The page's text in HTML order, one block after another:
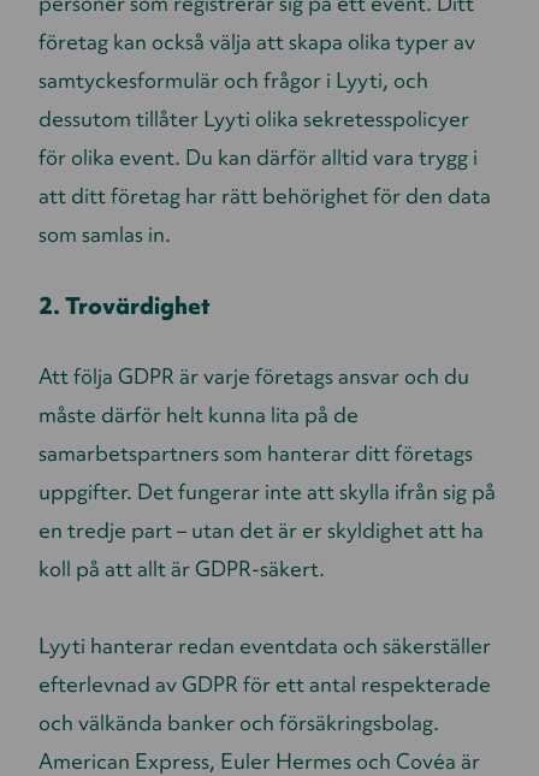
företag kan också välja att skapa olika typer av
samtyckesformulär och frågor i Lyyti, och
dessutom tillåter Lyyti olika sekretesspolicyer
för olika event. Du kan därför alltid vara trygg i
att ditt företag har rätt behörighet för den data
som samlas in.
2. Trovärdighet
Att följa GDPR är varje företags ansvar och du
måste därför helt kunna lita på de
samarbetspartners som hanterar ditt företags
uppgifter. Det fungerar inte att skylla ifrån sig på
en tredje part – utan det är er skyldighet att ha
koll på att allt är GDPR-säkert.
Lyyti hanterar redan eventdata och säkerställer
efterlevnad av GDPR för ett antal respekterade
och välkända banker och försäkringsbolag.
American Express, Euler Hermes och Covéa är